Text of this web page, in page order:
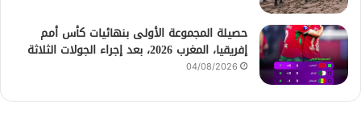
حصيلة المجموعة الأولى بنهائيات كأس أمم
إفريقيا، المغرب 2026، بعد إجراء الجولات الثلاثة
04/08/2026